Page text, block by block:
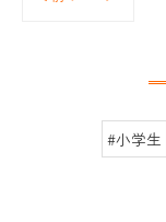
#小学生